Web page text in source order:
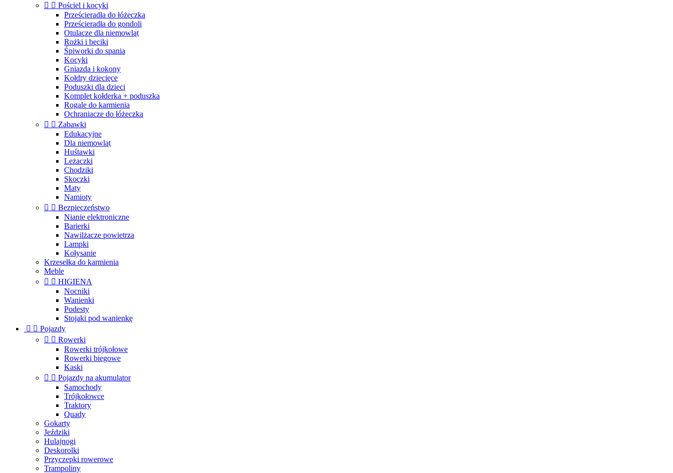
  Pościel i kocyki
Prześcieradła do łóżeczka
Prześcieradła do gondoli
Otulacze dla niemowląt
Rożki i beciki
Śpiworki do spania
Kocyki
Gniazda i kokony
Kołdry dziecięce
Poduszki dla dzieci
Komplet kołderka + poduszka
Rogale do karmienia
Ochraniacze do łóżeczka
  Zabawki
Edukacyjne
Dla niemowląt
Huśtawki
Leżaczki
Chodziki
Skoczki
Maty
Namioty
  Bezpieczeństwo
Nianie elektroniczne
Barierki
Nawilżacze powietrza
Lampki
Kołysanie
Krzesełka do karmienia
Meble
  HIGIENA
Nocniki
Wanienki
Podesty
Stojaki pod wanienkę
  Pojazdy
  Rowerki
Rowerki trójkołowe
Rowerki biegowe
Kaski
  Pojazdy na akumulator
Samochody
Trójkołowce
Traktory
Quady
Gokarty
Jeździki
Hulajnogi
Deskorolki
Przyczepki rowerowe
Trampoliny